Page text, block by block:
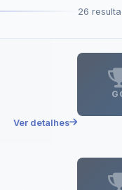
26
Ver detalhes